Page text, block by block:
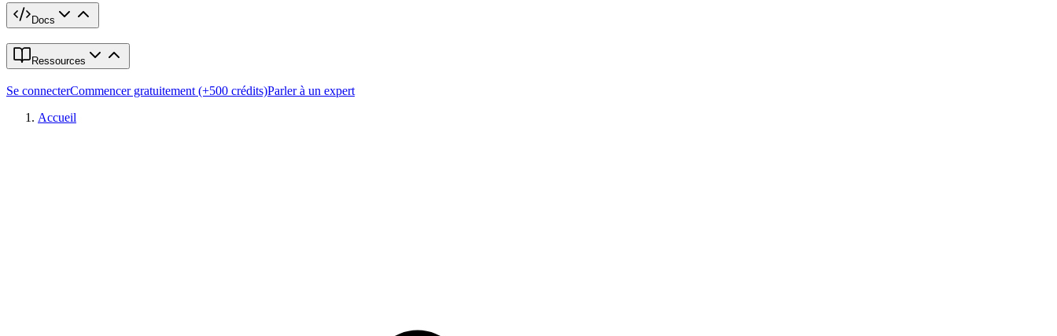
Docs
Ressources
Se connecterCommencer gratuitement (+500 crédits)Parler à un expert
Accueil